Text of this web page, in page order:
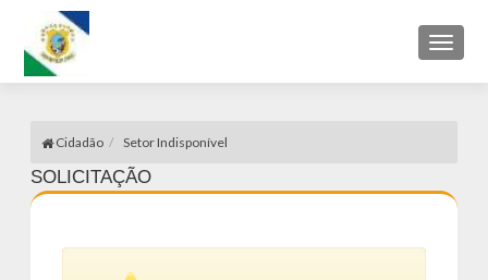
Toggle
Cidadão Setor Indisponível
SOLICITAÇÃO